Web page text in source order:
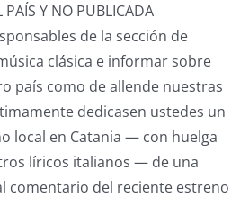
PAÍS Y NO PUBLICADA
de la sección de
clásica e informar sobre
país como de allende nuestras
dedicasen ustedes un
local en Catania — con huelga
líricos italianos — de una
comentario del reciente estreno